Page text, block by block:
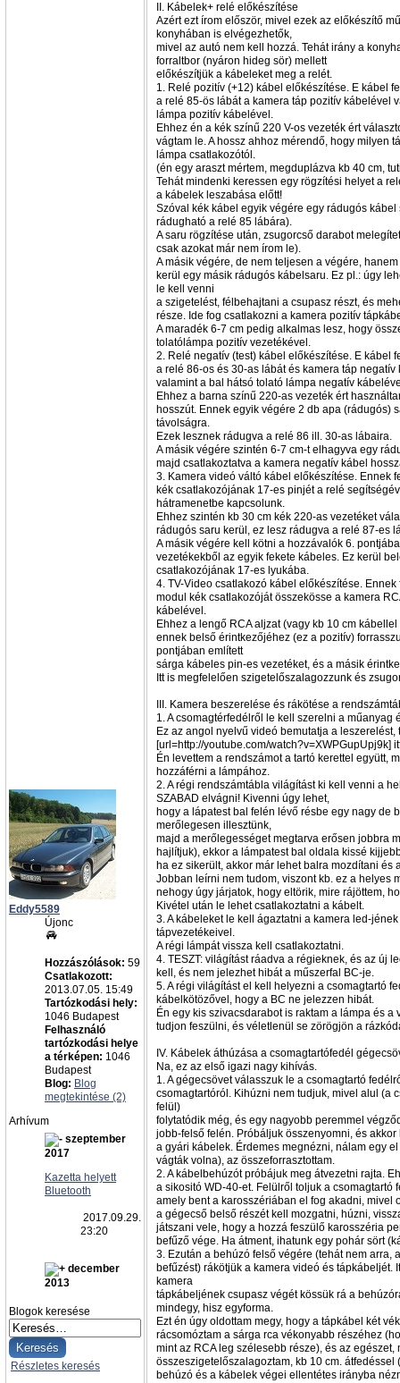
Eddy5589
Újonc
Hozzászólások: 59
Csatlakozott:
2013.07.05. 15:49
Tartózkodási hely:
1046 Budapest
Felhasználó
tartózkodási helye
a térképen: 1046
Budapest
Blog: Blog
megtekintése (2)
Arhívum
szeptember
2017
Kazetta helyett
Bluetooth
2017.09.29.
23:20
december
2013
Blogok keresése
Részletes keresés
II. Kábelek+ relé előkészítése
Azért ezt írom először, mivel ezek az előkészítő
konyhában is elvégezhetők,
mivel az autó nem kell hozzá. Tehát irány a
forraltbor (nyáron hideg sör) mellett
előkészítjük a kábeleket meg a relét.
1. Relé pozitív (+12) kábel előkészítése. E kábel
a relé 85-ös lábát a kamera táp pozitív kábelével
lámpa pozitív kábelével.
Ehhez én a kék színű 220 V-os vezeték ért
vágtam le. A hossz ahhoz mérendő, hogy milyen
lámpa csatlakozótól.
(én egy araszt mértem, megduplázva kb 40 cm,
Tehát mindenki keressen egy rögzítési helyet a
a kábelek leszabása előtt!
Szóval kék kábel egyik végére egy rádugós
rádugható a relé 85 lábára).
A saru rögzítése után, zsugorcső darabot
csak azokat már nem írom le).
A másik végére, de nem teljesen a végére,
kerül egy másik rádugós kábelsaru. Ez pl.: úgy
le kell venni
a szigetelést, félbehajtani a csupasz részt, és
része. Ide fog csatlakozni a kamera pozitív
A maradék 6-7 cm pedig alkalmas lesz, hogy
tolatólámpa pozitív vezetékével.
2. Relé negatív (test) kábel előkészítése. E kábel
a relé 86-os és 30-as lábát és kamera táp negatív
valamint a bal hátsó tolató lámpa negatív
Ehhez a barna színű 220-as vezeték ért
hosszút. Ennek egyik végére 2 db apa (rádugós)
távolságra.
Ezek lesznek rádugva a relé 86 ill. 30-as lábaira.
A másik végére szintén 6-7 cm-t elhagyva egy
majd csatlakoztatva a kamera negatív kábel
3. Kamera videó váltó kábel előkészítése. Ennek
kék csatlakozójának 17-es pinjét a relé
hátramenetbe kapcsolunk.
Ehhez szintén kb 30 cm kék 220-as vezetéket
rádugós saru kerül, ez lesz rádugva a relé 87-es
A másik végére kell kötni a hozzávalók 6.
vezetékekből az egyik fekete kábeles. Ez kerül
csatlakozójának 17-es lyukába.
4. TV-Video csatlakozó kábel előkészítése. Ennek
modul kék csatlakozóját összekösse a kamera
kábelével.
Ehhez a lengő RCA aljzat (vagy kb 10 cm
ennek belső érintkezőjéhez (ez a pozitív)
pontjában említett
sárga kábeles pin-es vezetéket, és a másik
Itt is megfelelően szigetelőszalagozzunk és
III. Kamera beszerelése és rákötése a
1. A csomagtérfedélről le kell szerelni a műanyag
Ez az angol nyelvű videó bemutatja a
[url=http://youtube.com/watch?v=XWPGupUpj9k]
Én levettem a rendszámot a tartó kerettel együtt,
hozzáférni a lámpához.
2. A régi rendszámtábla világítást ki kell venni a
SZABAD elvágni! Kivenni úgy lehet,
hogy a lápatest bal felén lévő résbe egy nagy de
merőlegesen illesztünk,
majd a merőlegességet megtarva erősen jobbra
hajlítjuk), ekkor a lámpatest bal oldala kissé
ha ez sikerült, akkor már lehet balra mozdítani és
Jobban leírni nem tudom, viszont kb. ez a helyes
nehogy úgy járjatok, hogy eltörik, mire rájöttem,
Kivétel után le lehet csatlakoztatni a kábelt.
3. A kábeleket le kell ágaztatni a kamera led-
tápvezetékeivel.
A régi lámpát vissza kell csatlakoztatni.
4. TESZT: világítást ráadva a régieknek, és az új
kell, és nem jelezhet hibát a műszerfal BC-je.
5. A régi világítást el kell helyezni a csomagtartó
kábelkötözővel, hogy a BC ne jelezzen hibát.
Én egy kis szivacsdarabot is raktam a lámpa és a
tudjon feszülni, és véletlenül se zörögjön a
IV. Kábelek áthúzása a csomagtartófedél
Na, ez az első igazi nagy kihívás.
1. A gégecsövet válasszuk le a csomagtartó
csomagtartóról. Kihúzni nem tudjuk, mivel alul (a
felül)
folytatódik még, és egy nagyobb peremmel
jobb-felső felén. Próbáljuk összenyomni, és
a gyári kábelek. Érdemes megnézni, nálam egy
vágták volna), az összeforrasztottam.
2. A kábelbehúzót próbájuk meg átvezetni rajta.
a sikositó WD-40-et. Felülről toljuk a csomagtartó
amely bent a karosszériában el fog akadni, mivel
a gégecső belső részét kell mozgatni, húzni,
játszani vele, hogy a hozzá feszülő karosszéria
befűző vége. Ha átment, ihatunk egy pohár sört
3. Ezután a behúzó felső végére (tehát nem arra,
befűzést) rákötjük a kamera videó és tápkábeljét.
kamera
tápkábeljének csupasz végét kössük rá a
mindegy, hisz egyforma.
Ezt én úgy oldottam megy, hogy a tápkábel két
rácsomóztam a sárga rca vékonyabb részéhez
mint az RCA leg szélesebb része), és az egészet,
összeszigetelőszalagoztam, kb 10 cm. átfedéssel
behúzó és a kábelek végei ellentétes irányba